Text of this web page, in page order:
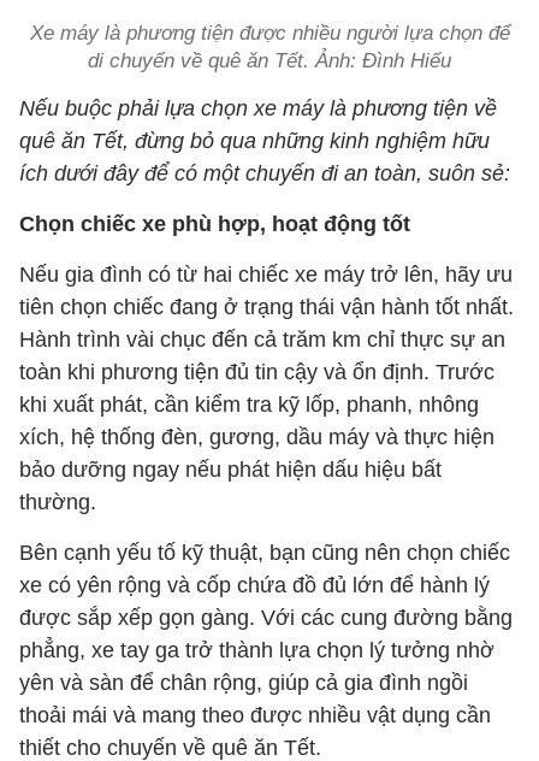
Xe máy là phương tiện được nhiều người lựa chọn để
di chuyển về quê ăn Tết. Ảnh: Đình Hiếu
Nếu buộc phải lựa chọn xe máy là phương tiện về
quê ăn Tết, đừng bỏ qua những kinh nghiệm hữu
ích dưới đây để có một chuyến đi an toàn, suôn sẻ:
Chọn chiếc xe phù hợp, hoạt động tốt
Nếu gia đình có từ hai chiếc xe máy trở lên, hãy ưu
tiên chọn chiếc đang ở trạng thái vận hành tốt nhất.
Hành trình vài chục đến cả trăm km chỉ thực sự an
toàn khi phương tiện đủ tin cậy và ổn định. Trước
khi xuất phát, cần kiểm tra kỹ lốp, phanh, nhông
xích, hệ thống đèn, gương, dầu máy và thực hiện
bảo dưỡng ngay nếu phát hiện dấu hiệu bất
thường.
Bên cạnh yếu tố kỹ thuật, bạn cũng nên chọn chiếc
xe có yên rộng và cốp chứa đồ đủ lớn để hành lý
được sắp xếp gọn gàng. Với các cung đường bằng
phẳng, xe tay ga trở thành lựa chọn lý tưởng nhờ
yên và sàn để chân rộng, giúp cả gia đình ngồi
thoải mái và mang theo được nhiều vật dụng cần
thiết cho chuyến về quê ăn Tết.